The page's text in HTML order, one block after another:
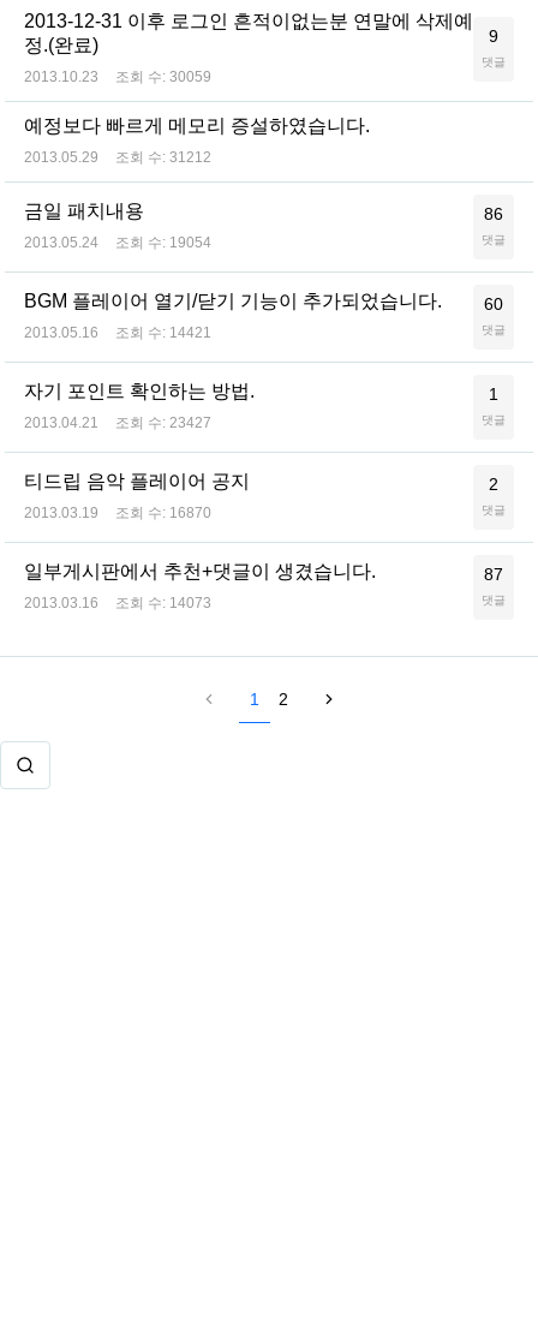
2013-12-31 이후 로그인 흔적이없는분 연말에 삭제예
정.(완료)
2013.10.23 조회 수: 30059
9
댓글
예정보다 빠르게 메모리 증설하였습니다.
2013.05.29 조회 수: 31212
금일 패치내용
2013.05.24 조회 수: 19054
86
댓글
BGM 플레이어 열기/닫기 기능이 추가되었습니다.
2013.05.16 조회 수: 14421
60
댓글
자기 포인트 확인하는 방법.
2013.04.21 조회 수: 23427
1
댓글
티드립 음악 플레이어 공지
2013.03.19 조회 수: 16870
2
댓글
일부게시판에서 추천+댓글이 생겼습니다.
2013.03.16 조회 수: 14073
87
댓글
1 2